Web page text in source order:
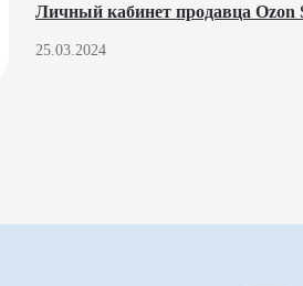
Личный кабинет продавца Ozon
25.03.2024